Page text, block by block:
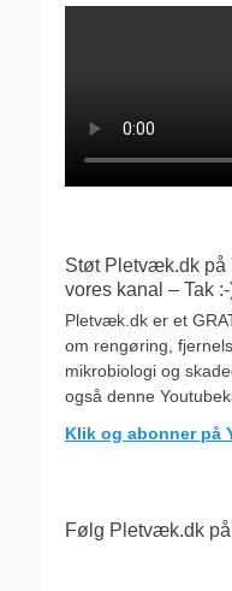
Støt Pletvæk.dk på
vores kanal – Tak
Pletvæk.dk er et
om rengøring,
mikrobiologi og
også denne
Klik og abonner på
Følg Pletvæk.dk